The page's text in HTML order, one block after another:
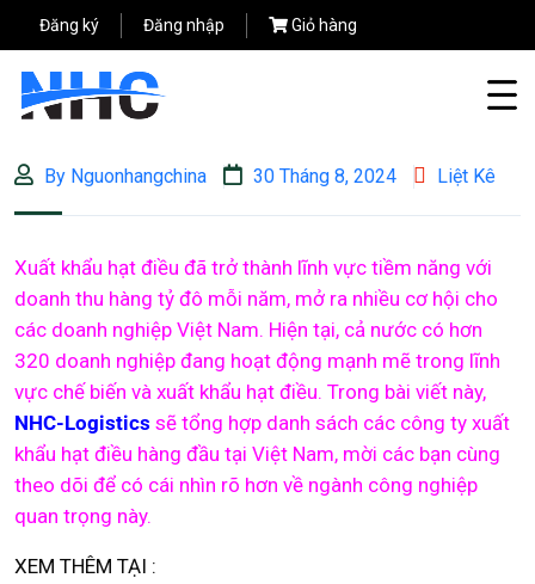
Đăng ký Đăng nhập Giỏ hàng
By Nguonhangchina 30 Tháng 8, 2024 Liệt Kê
Xuất khẩu hạt điều đã trở thành lĩnh vực tiềm năng với
doanh thu hàng tỷ đô mỗi năm, mở ra nhiều cơ hội cho
các doanh nghiệp Việt Nam. Hiện tại, cả nước có hơn
320 doanh nghiệp đang hoạt động mạnh mẽ trong lĩnh
vực chế biến và xuất khẩu hạt điều. Trong bài viết này,
NHC-Logistics sẽ tổng hợp danh sách các công ty xuất
khẩu hạt điều hàng đầu tại Việt Nam, mời các bạn cùng
theo dõi để có cái nhìn rõ hơn về ngành công nghiệp
quan trọng này.
XEM THÊM TẠI :